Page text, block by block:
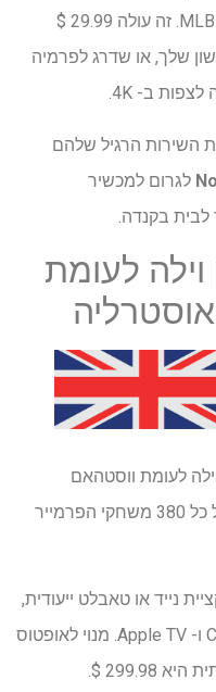
ערוצים כולל Beinsports ו- MLB Network. זה עולה 29.99 $
הראשון שלך, או שדרג לפרמיה
השירות הרגיל שלהם
לגרום למכשיר
לבית בקנדה.
לעומת
שיש לו את הזכויות על כל 380 משחקי הפרמייר
נייד או טאבלט ייעודית,
וגם במכשירי הזרמה כמו Chromecast ו- Apple TV. מנוי לאופטוס